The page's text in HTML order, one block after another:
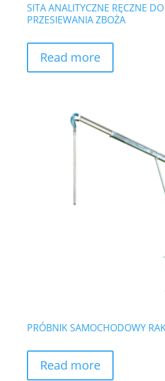
SITA ANALITYCZNE RĘCZNE DO
PRZESIEWANIA ZBOŻA
Read more
PRÓBNIK SAMOCHODOWY
Read more